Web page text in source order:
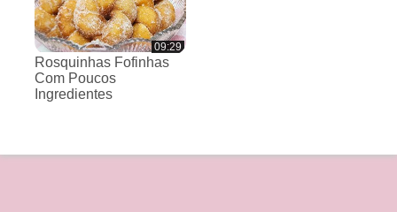
09:29
Rosquinhas Fofinhas
Com Poucos
Ingredientes